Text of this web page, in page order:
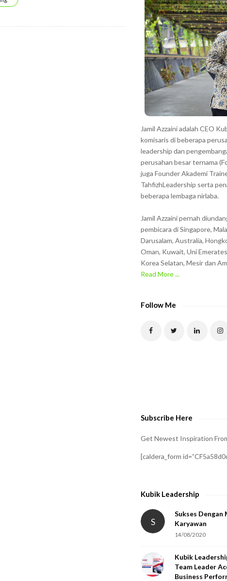
Jamil Azzaini adalah CEO
komisaris di beberapa
leadership dan
perusahan besar ternama
juga Founder Akademi
TahfizhLeadership serta
beberapa lembaga nirlaba.
Jamil Azzaini pernah
pembicara di Singapore,
Darusalam, Australia,
Oman, Kuwait, Uni
Korea Selatan, Mesir dan
Read More ...
Follow Me
Subscribe Here
Get Newest Inspiration
[caldera_form
Kubik Leadership
S
Sukses Dengan
Karyawan
14/08/2020
Kubik
Team Leader
Business